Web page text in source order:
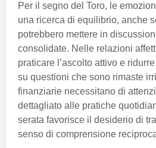
Per il segno del Toro, le
una ricerca di equilibrio, anche
potrebbero mettere in
consolidate. Nelle relazioni
praticare l’ascolto attivo e
su questioni che sono rimaste
finanziarie necessitano di
dettagliato alle pratiche
serata favorisce il desiderio di
senso di comprensione